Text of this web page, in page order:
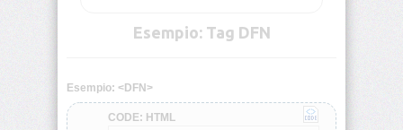
Esempio: Tag DFN
Esempio: <DFN>
CODE: HTML